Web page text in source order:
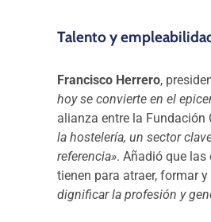
Talento y
Francisco Herrero,
hoy se convierte en el
alianza entre la Fundación
la hostelería, un sector
referencia». Añadió que
tienen para atraer, formar
dignificar la profesión y